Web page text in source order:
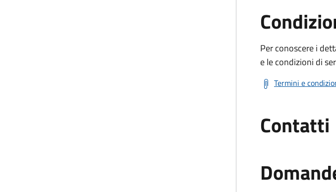
Per conoscere i
e le condizioni di
Termini e
Contatti